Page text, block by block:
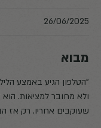
26/06/2025
מבוא
"הטלפון הגיע באמצע
ולא מחובר למציאות.
שעוקבים אחריו. רק אז